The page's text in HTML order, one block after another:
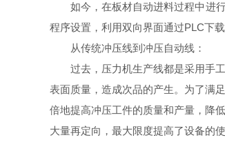
如今，在板材自动进料过程中进
程序设置，利用双向界面通过PLC下
从传统冲压线到冲压自动线：
过去，压力机生产线都是采用手
表面质量，造成次品的产生。为了满
倍地提高冲压工件的质量和产量，降
大量再定向，最大限度提高了设备的使